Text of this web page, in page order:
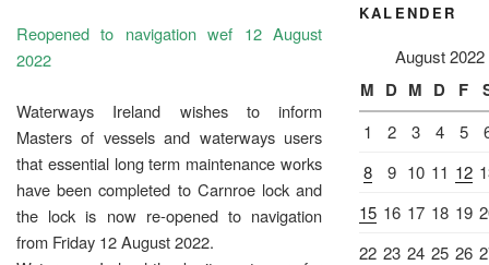
Reopened to navigation wef 12 August
2022
Waterways Ireland wishes to inform
Masters of vessels and waterways users
that essential long term maintenance works
have been completed to Carnroe lock and
the lock is now re-opened to navigation
from Friday 12 August 2022.
KALENDER
August 2022
M D M D F
1 2 3 4 5
8
9 10 11 12
15 16 17 18 19
22 23 24 25 26